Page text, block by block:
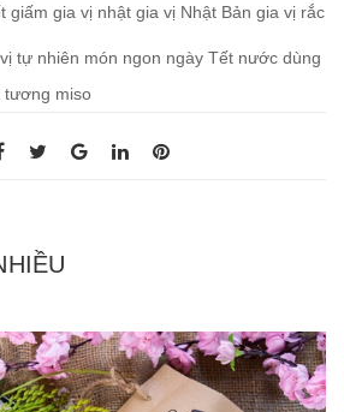
giấm gia vị nhật gia vị Nhật Bản gia vị rắc
tự nhiên món ngon ngày Tết nước dùng
tương miso